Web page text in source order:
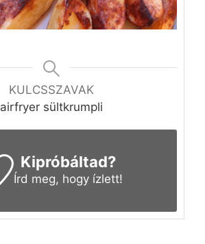
KULCSSZAVAK
airfryer sültkrumpli
Kipróbáltad?
Írd meg, hogy ízlett!